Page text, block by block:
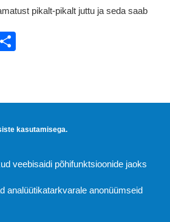
pikalt-pikalt juttu ja seda saab
Uudised
kasutamisega.
veebisaidi põhifunktsioonide jaoks
analüütikatarkvarale anonüümseid